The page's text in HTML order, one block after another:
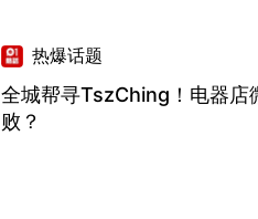
热爆话题
全城帮寻TszChing！电器
败？